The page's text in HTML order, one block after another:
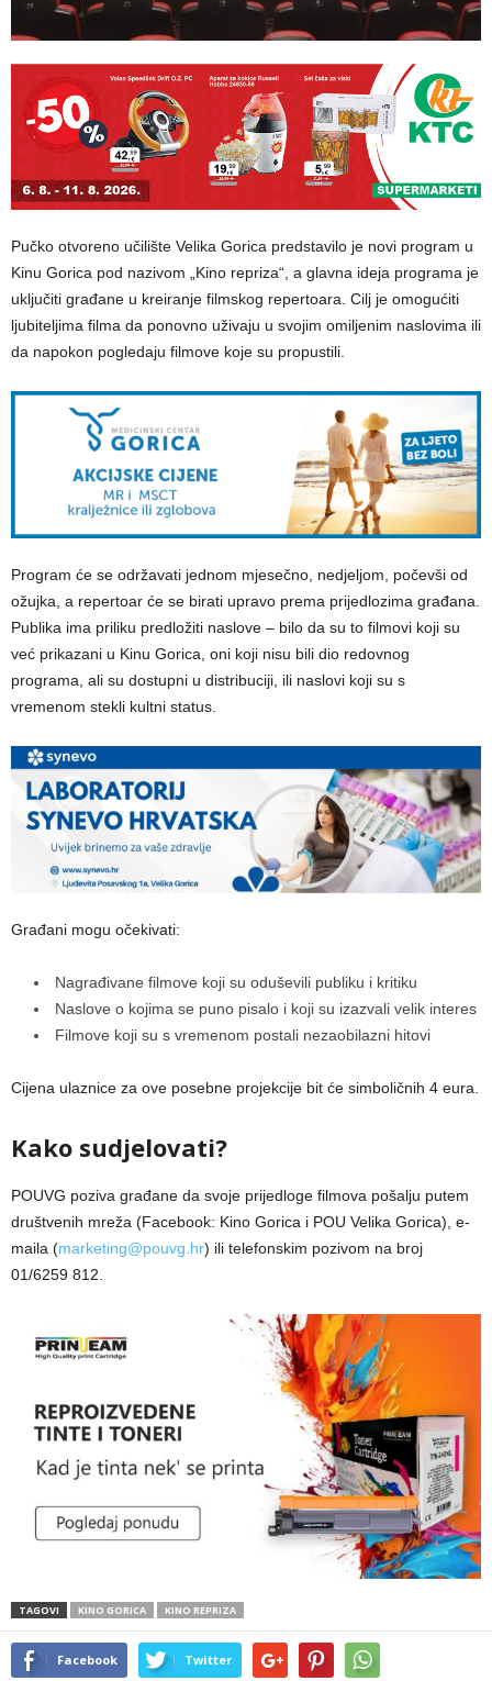
Pučko otvoreno učilište Velika Gorica predstavilo je novi program u
Kinu Gorica pod nazivom „Kino repriza“, a glavna ideja programa je
uključiti građane u kreiranje filmskog repertoara. Cilj je omogućiti
ljubiteljima filma da ponovno uživaju u svojim omiljenim naslovima ili
da napokon pogledaju filmove koje su propustili.
Program će se održavati jednom mjesečno, nedjeljom, počevši od
ožujka, a repertoar će se birati upravo prema prijedlozima građana.
Publika ima priliku predložiti naslove – bilo da su to filmovi koji su
već prikazani u Kinu Gorica, oni koji nisu bili dio redovnog
programa, ali su dostupni u distribuciji, ili naslovi koji su s
vremenom stekli kultni status.
Građani mogu očekivati:
Nagrađivane filmove koji su oduševili publiku i kritiku
Naslove o kojima se puno pisalo i koji su izazvali velik interes
Filmove koji su s vremenom postali nezaobilazni hitovi
Cijena ulaznice za ove posebne projekcije bit će simboličnih 4 eura.
Kako sudjelovati?
POUVG poziva građane da svoje prijedloge filmova pošalju putem
društvenih mreža (Facebook: Kino Gorica i POU Velika Gorica), e-
maila (marketing@pouvg.hr) ili telefonskim pozivom na broj
01/6259 812.
TAGOVI KINO GORICA KINO REPRIZA
Facebook Twitter